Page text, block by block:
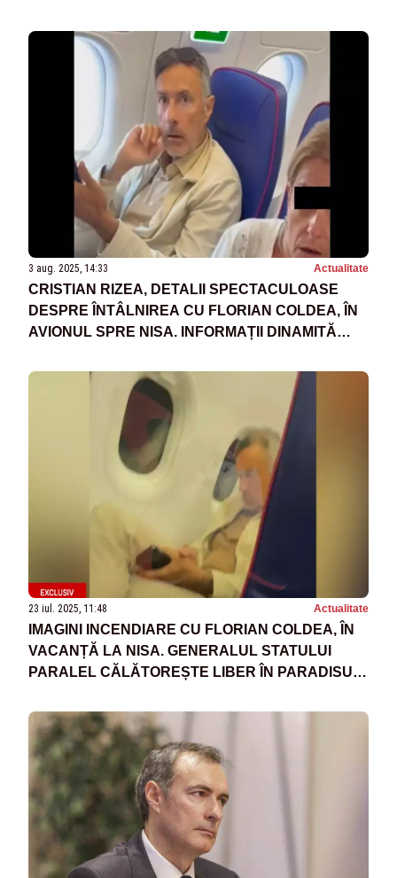
3 aug. 2025, 14:33 Actualitate
CRISTIAN RIZEA, DETALII SPECTACULOASE
DESPRE ÎNTÂLNIREA CU FLORIAN COLDEA, ÎN
AVIONUL SPRE NISA. INFORMAȚII DINAMITĂ
FUGARUL GHIȚĂ
23 iul. 2025, 11:48 Actualitate
IMAGINI INCENDIARE CU FLORIAN COLDEA, ÎN
VACANȚĂ LA NISA. GENERALUL STATULUI
PARALEL CĂLĂTOREȘTE LIBER ÎN PARADISUL